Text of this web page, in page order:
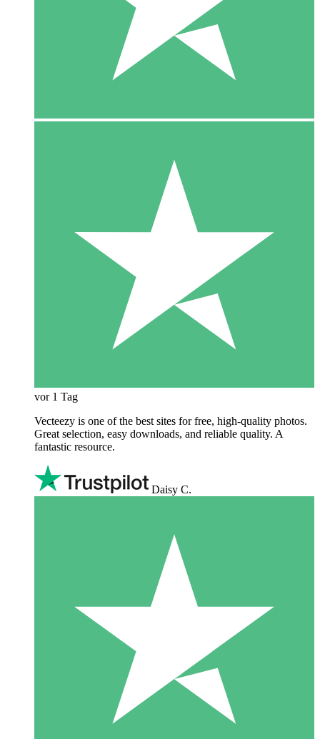
vor 1 Tag
Vecteezy is one of the best sites for free, high‑quality photos.
Great selection, easy downloads, and reliable quality. A
fantastic resource.
Daisy C.